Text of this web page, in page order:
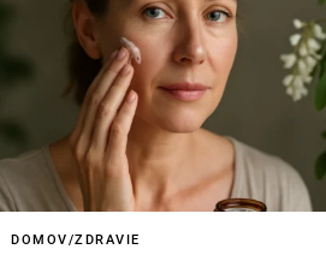
DOMOV/ZDRAVIE